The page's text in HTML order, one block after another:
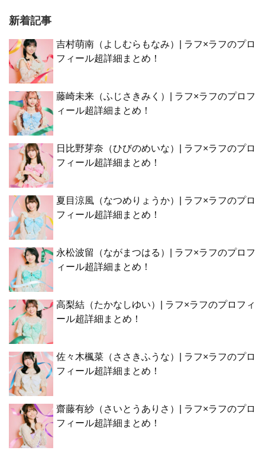
新着記事
吉村萌南（よしむらもなみ）| ラフ×ラフのプロ
フィール超詳細まとめ！
藤崎未来（ふじさきみく）| ラフ×ラフのプロフ
ィール超詳細まとめ！
日比野芽奈（ひびのめいな）| ラフ×ラフのプロ
フィール超詳細まとめ！
夏目涼風（なつめりょうか）| ラフ×ラフのプロ
フィール超詳細まとめ！
永松波留（ながまつはる）| ラフ×ラフのプロフ
ィール超詳細まとめ！
高梨結（たかなしゆい）| ラフ×ラフのプロフィ
ール超詳細まとめ！
佐々木楓菜（ささきふうな）| ラフ×ラフのプロ
フィール超詳細まとめ！
齋藤有紗（さいとうありさ）| ラフ×ラフのプロ
フィール超詳細まとめ！